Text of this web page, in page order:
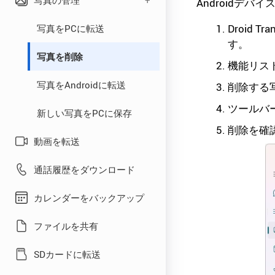
ティング
Windowsファイアウォール
PC音楽からAndroid
Android音楽を同期
iTunesからAndroid
写真をPCに転送
写真を削除
写真をAndroidに転送
新しい写真をPCに保存
動画を転送
通話履歴をダウンロード
カレンダーをバックアップ
ファイルを共有
SDカードに転送
Droid
す。
機能リス
削除する
ツールバ
削除を確